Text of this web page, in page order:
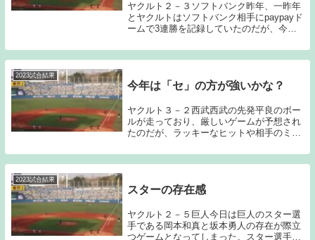
ヤクルト２－３ソフトバンク昨年、一昨年
とヤクルトはソフトバンク相手にpaypayド
ームで3連勝を記録していたのだが、今シ
かしソフトバンクも一時のような強さを感
じることはなく、勝つチャンスはあったと
2023試合結果
今年は「セ」の方が強いかな？
ヤクルト３－２西武西武の先発平良のボー
ルが走っており、厳しいゲームが予想され
たのだが、ラッキーなヒットや相手のミス
の後は投手陣が粘り切り、ロースコアのゲ
ームをモノにしてみせた。やはり山川を欠
2023試合結果
スターの存在感
ヤクルト２－５巨人今日は巨人のスター選
手である岡本和真と坂本勇人の存在が際立
つゲームとなってしまった。スター選手の